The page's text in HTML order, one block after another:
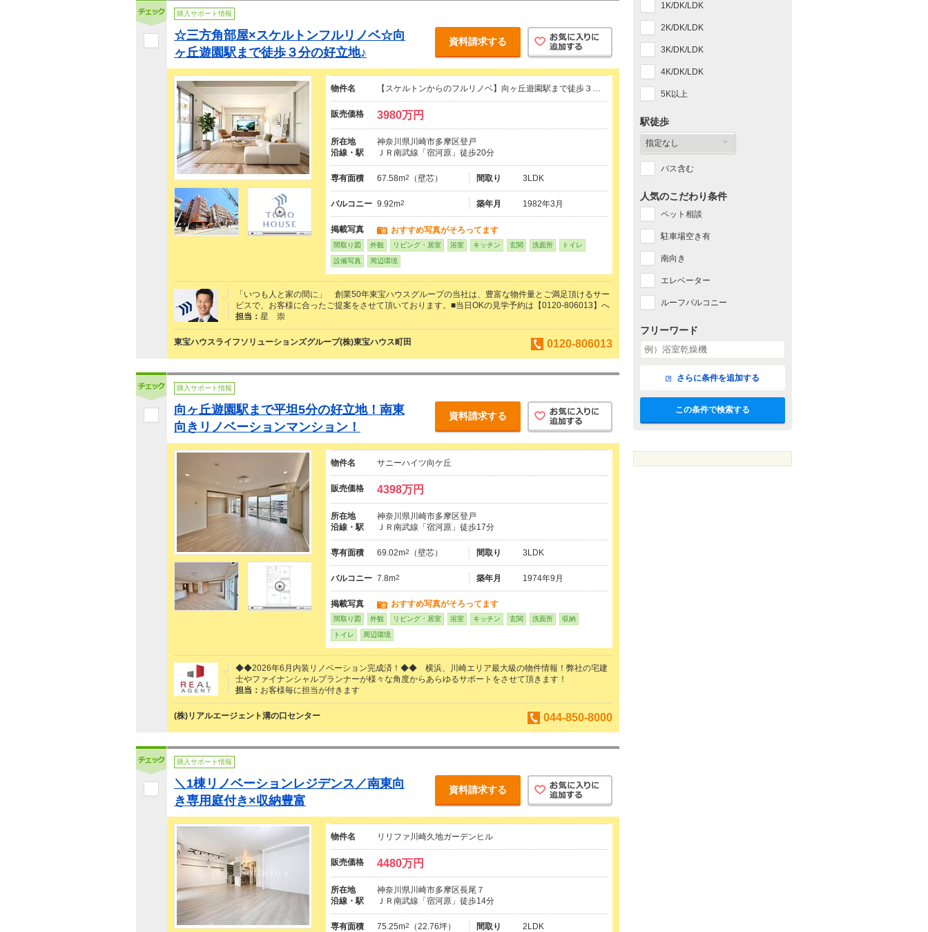
購入サポート情報
☆三方角部屋×スケルトンフルリノベ☆向
ヶ丘遊園駅まで徒歩３分の好立地♪
資料請求する
物件名 【スケルトンからのフルリノベ】向ヶ丘遊園駅まで徒歩３…
販売価格 3980万円
所在地
神奈川県川崎市多摩区登戸
沿線・駅
ＪＲ南武線「宿河原」徒歩20分
専有面積 67.58m2 （壁芯） 間取り 3LDK
バルコニー 9.92m2 築年月 1982年3月
掲載写真 おすすめ写真がそろってます
間取り図 外観 リビング・居室 浴室 キッチン 玄関 洗面所 トイレ
設備写真 周辺環境
「いつも人と家の間に」 創業50年東宝ハウスグループの当社は、豊富な物件量とご満足頂けるサー
ビスで、お客様に合ったご提案をさせて頂いております。■当日OKの見学予約は【0120-806013】へ
担当： 星 崇
東宝ハウスライフソリューションズグループ(株)東宝ハウス町田 0120-806013
購入サポート情報
向ヶ丘遊園駅まで平坦5分の好立地！南東
向きリノベーションマンション！
資料請求する
物件名 サニーハイツ向ケ丘
販売価格 4398万円
所在地
神奈川県川崎市多摩区登戸
沿線・駅
ＪＲ南武線「宿河原」徒歩17分
専有面積 69.02m2 （壁芯） 間取り 3LDK
バルコニー 7.8m2 築年月 1974年9月
掲載写真 おすすめ写真がそろってます
間取り図 外観 リビング・居室 浴室 キッチン 玄関 洗面所 収納
トイレ 周辺環境
◆◆2026年6月内装リノベーション完成済！◆◆ 横浜、川崎エリア最大級の物件情報！弊社の宅建
士やファイナンシャルプランナーが様々な角度からあらゆるサポートをさせて頂きます！
担当： お客様毎に担当が付きます
(株)リアルエージェント溝の口センター 044-850-8000
購入サポート情報
＼1棟リノベーションレジデンス／南東向
き専用庭付き×収納豊富
資料請求する
物件名 リリファ川崎久地ガーデンヒル
販売価格 4480万円
所在地
神奈川県川崎市多摩区長尾７
沿線・駅
ＪＲ南武線「宿河原」徒歩14分
専有面積 75.25m2
（22.76坪）
間取り 2LDK
1K/DK/LDK
2K/DK/LDK
3K/DK/LDK
4K/DK/LDK
5K以上
駅徒歩
バス含む
人気のこだわり条件
ペット相談
駐車場空き有
南向き
エレベーター
ルーフバルコニー
フリーワード
さらに条件を追加する
この条件で検索する